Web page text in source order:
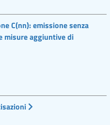
C(nn): emissione senza
misure aggiuntive di